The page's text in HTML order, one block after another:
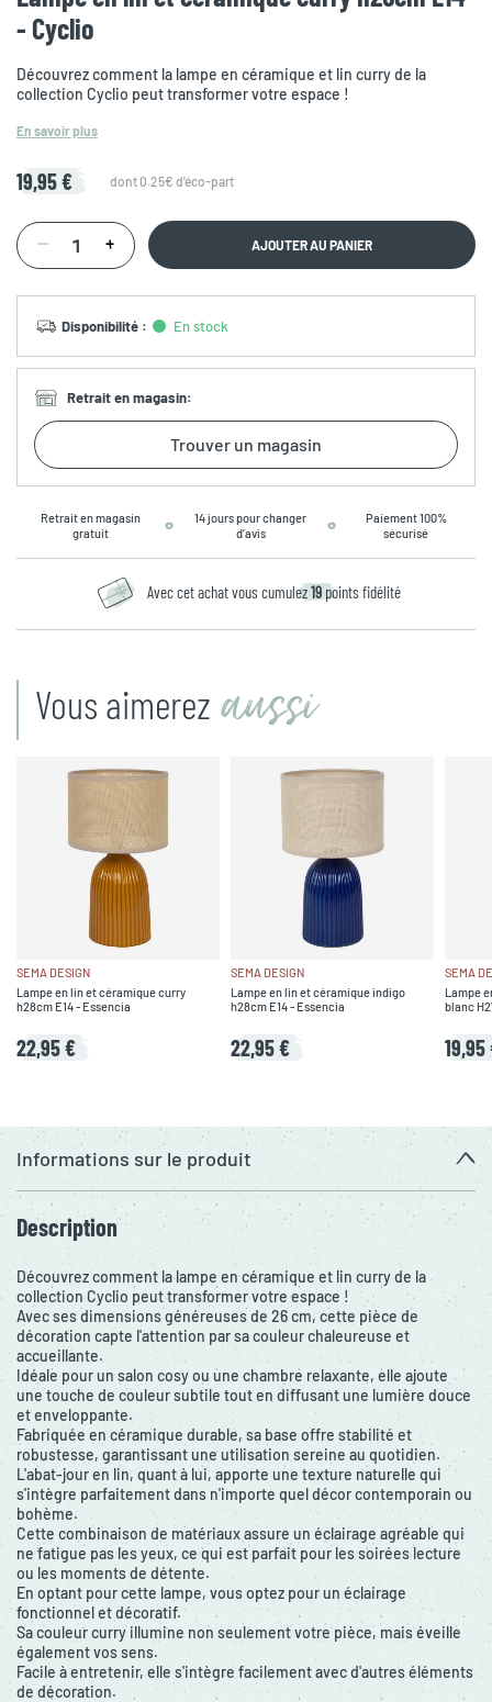
- Cyclio
Découvrez comment la lampe en céramique et lin curry de la
collection Cyclio peut transformer votre espace !
En savoir plus
19,95 € dont 0.25€ d'éco-part
AJOUTER AU PANIER
Disponibilité : En stock
Retrait en magasin:
Trouver un magasin
Retrait en magasin
gratuit
14 jours pour changer
d’avis
Paiement 100%
sécurisé
Avec cet achat vous cumulez19 points fidélité
Vous aimerez aussi
SEMA DESIGN
Lampe en lin et céramique curry
h28cm E14 - Essencia
22,95 €
SEMA DESIGN
Lampe en lin et céramique indigo
h28cm E14 - Essencia
22,95 €
SEMA
Lampe
blanc
19,95
Informations sur le produit
Description
Découvrez comment la lampe en céramique et lin curry de la
collection Cyclio peut transformer votre espace !
Avec ses dimensions généreuses de 26 cm, cette pièce de
décoration capte l'attention par sa couleur chaleureuse et
accueillante.
Idéale pour un salon cosy ou une chambre relaxante, elle ajoute
une touche de couleur subtile tout en diffusant une lumière douce
et enveloppante.
Fabriquée en céramique durable, sa base offre stabilité et
robustesse, garantissant une utilisation sereine au quotidien.
L'abat-jour en lin, quant à lui, apporte une texture naturelle qui
s'intègre parfaitement dans n'importe quel décor contemporain ou
bohème.
Cette combinaison de matériaux assure un éclairage agréable qui
ne fatigue pas les yeux, ce qui est parfait pour les soirées lecture
ou les moments de détente.
En optant pour cette lampe, vous optez pour un éclairage
fonctionnel et décoratif.
Sa couleur curry illumine non seulement votre pièce, mais éveille
également vos sens.
Facile à entretenir, elle s'intègre facilement avec d'autres éléments
de décoration.